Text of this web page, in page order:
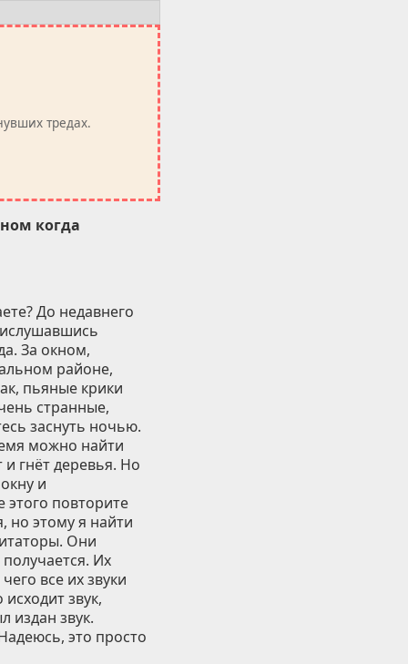
тредах.
когда
До недавнего
За окном,
районе,
пьяные крики
странные,
заснуть ночью.
можно найти
гнёт деревья. Но
и
повторите
но этому я найти
Они
Их
все их звуки
звук,
издан звук.
это просто